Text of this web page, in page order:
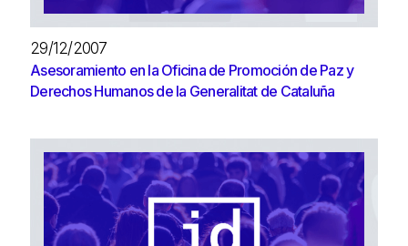
29/12/2007
Asesoramiento en la Oficina de Promoción de Paz y
Derechos Humanos de la Generalitat de Cataluña